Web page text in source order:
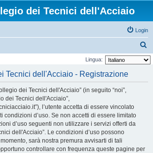
dei Tecnici dell'Acciaio
Login
e
Lingua:
Tecnici dell'Acciaio - Registrazione
dei Tecnici dell'Acciaio” (in seguito “noi”,
dei Tecnici dell'Acciaio”,
l’utente accetta di essere vincolato
condizioni d’uso. Se non accetti di essere limitato
d’uso seguenti non utilizzare i servizi offerti da
dell'Acciaio”. Le condizioni d’uso possono
sarà nostra premura avvisarti di tali
controllare con frequenza queste pagine per